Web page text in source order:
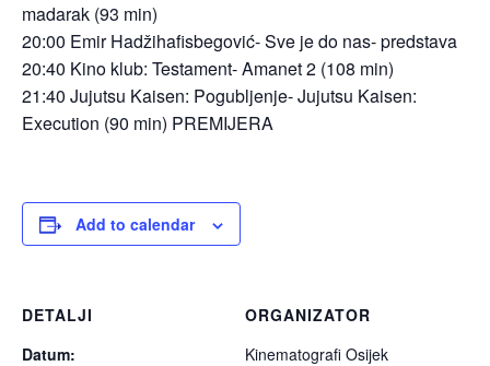
madarak (93 min)
20:00 Emir Hadžihafisbegović- Sve je do nas- predstava
20:40 Kino klub: Testament- Amanet 2 (108 min)
21:40 Jujutsu Kaisen: Pogubljenje- Jujutsu Kaisen:
Execution (90 min) PREMIJERA
Add to calendar
DETALJI
Datum:
ORGANIZATOR
Kinematografi Osijek